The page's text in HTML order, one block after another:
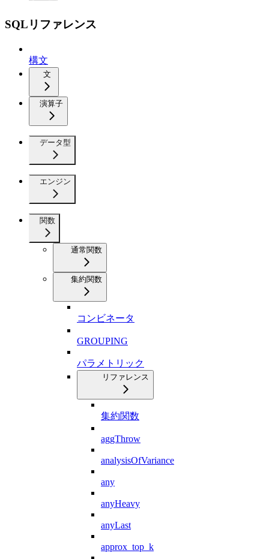
SQLリファレンス
構文
文
演算子
データ型
エンジン
関数
通常関数
集約関数
コンビネータ
GROUPING
パラメトリック
リファレンス
集約関数
aggThrow
analysisOfVariance
any
anyHeavy
anyLast
approx_top_k